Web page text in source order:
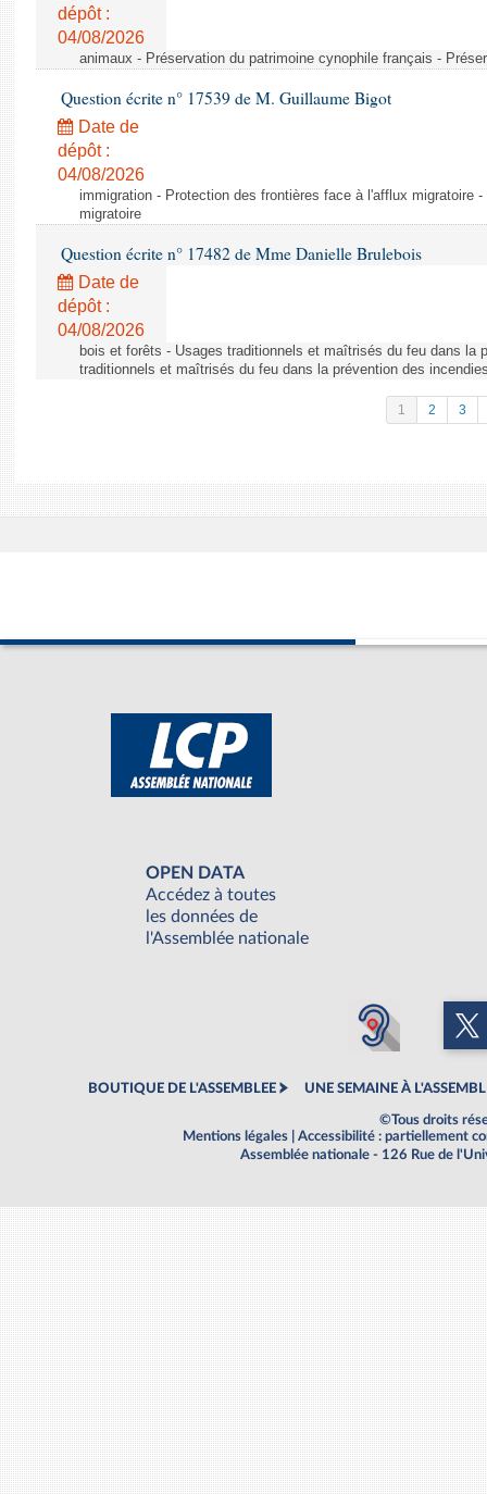
dépôt :
04/08/2026
animaux - Préservation du patrimoine cynophile français -
Question écrite n° 17539 de M. Guillaume Bigot
Date de
dépôt :
04/08/2026
immigration - Protection des frontières face à l'afflux migratoire
migratoire
Question écrite n° 17482 de Mme Danielle Brulebois
Date de
dépôt :
04/08/2026
bois et forêts - Usages traditionnels et maîtrisés du feu dans la
traditionnels et maîtrisés du feu dans la prévention des
1 2 3
OPEN DATA
Accédez à toutes
les données de
l'Assemblée nationale
BOUTIQUE DE L'ASSEMBLEE UNE SEMAINE À
©Tous droits
Mentions légales
Accessibilité : partiellement
Assemblée nationale - 126 Rue de